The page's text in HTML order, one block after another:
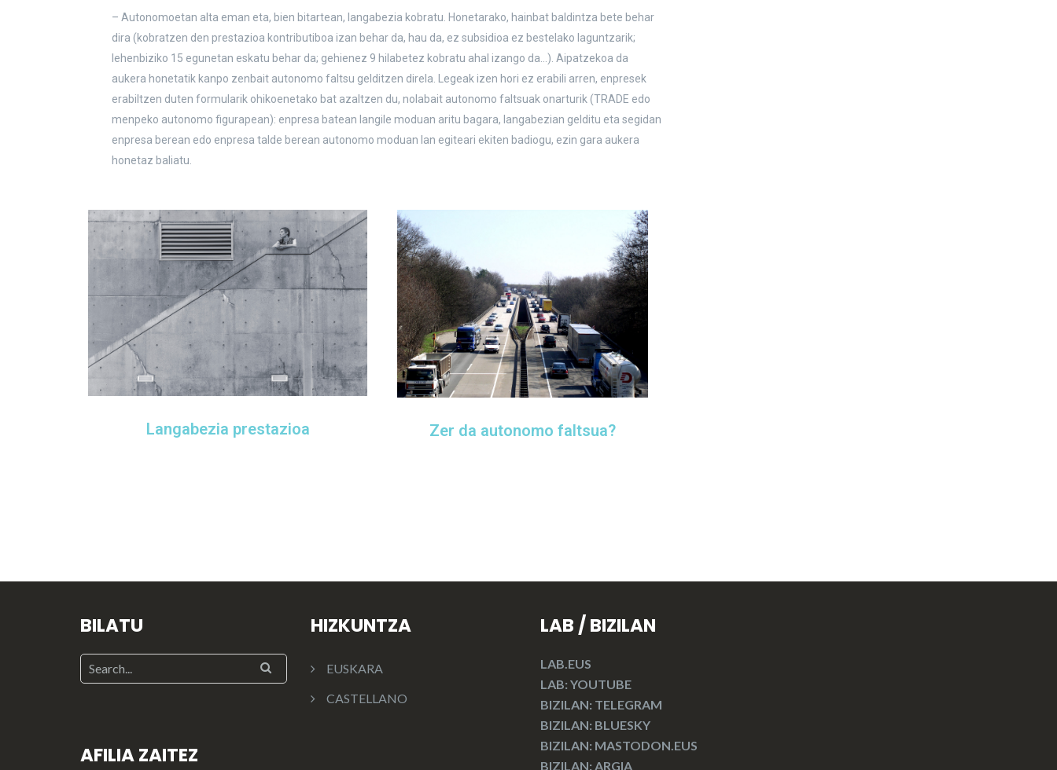
– Autonomoetan alta eman eta, bien bitartean, langabezia kobratu. Honetarako, hainbat baldintza bete behar
dira (kobratzen den prestazioa kontributiboa izan behar da, hau da, ez subsidioa ez bestelako laguntzarik;
lehenbiziko 15 egunetan eskatu behar da; gehienez 9 hilabetez kobratu ahal izango da…). Aipatzekoa da
aukera honetatik kanpo zenbait autonomo faltsu gelditzen direla. Legeak izen hori ez erabili arren, enpresek
erabiltzen duten formularik ohikoenetako bat azaltzen du, nolabait autonomo faltsuak onarturik (TRADE edo
menpeko autonomo figurapean): enpresa batean langile moduan aritu bagara, langabezian gelditu eta segidan
enpresa berean edo enpresa talde berean autonomo moduan lan egiteari ekiten badiogu, ezin gara aukera
honetaz baliatu.
Langabezia prestazioa Zer da autonomo faltsua?
BILATU
AFILIA ZAITEZ
HIZKUNTZA
EUSKARA
CASTELLANO
LAB / BIZILAN
LAB.EUS
LAB: YOUTUBE
BIZILAN: TELEGRAM
BIZILAN: BLUESKY
BIZILAN: MASTODON.EUS
BIZILAN: ARGIA